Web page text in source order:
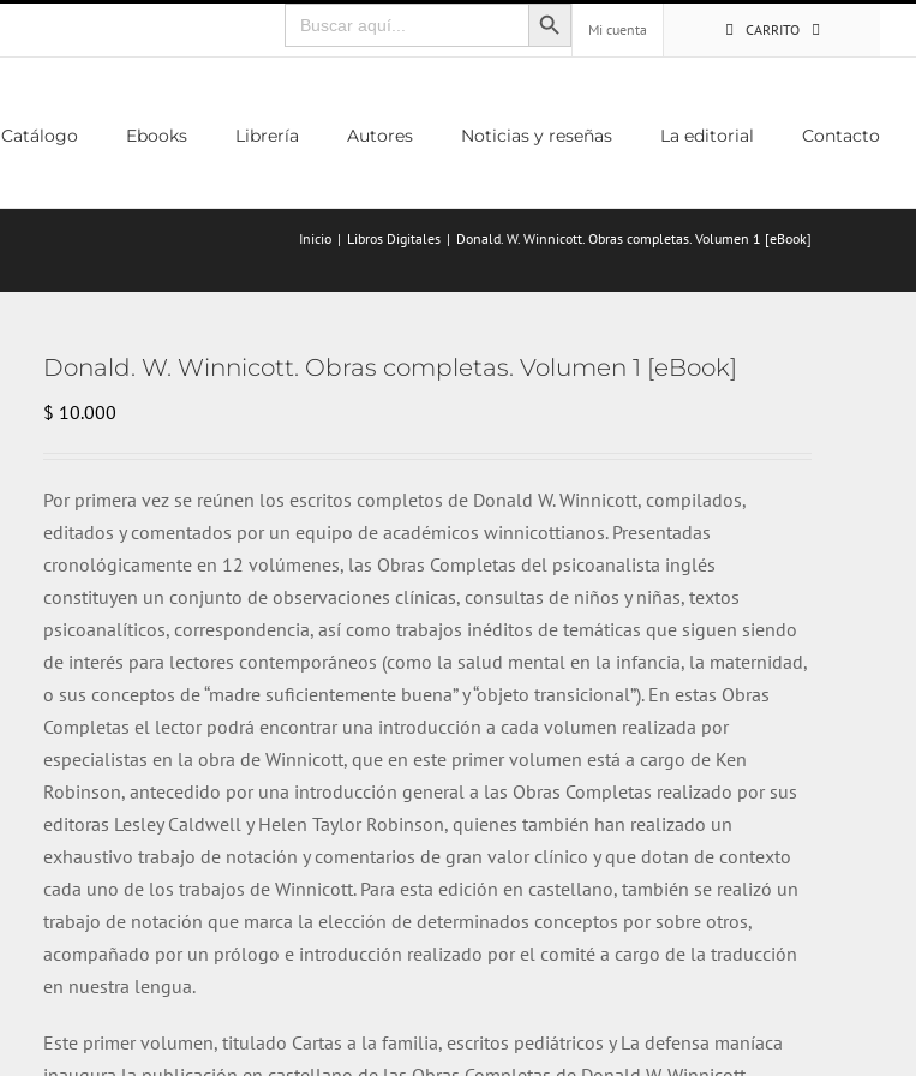
Buscar:
Mi cuenta
CARRITO
Catálogo Ebooks Librería Autores Noticias y reseñas La editorial Contacto
Inicio Libros Digitales Donald. W. Winnicott. Obras completas. Volumen 1 [eBook]
Donald. W. Winnicott. Obras completas. Volumen 1 [eBook]
$ 10.000
Por primera vez se reúnen los escritos completos de Donald W. Winnicott, compilados,
editados y comentados por un equipo de académicos winnicottianos. Presentadas
cronológicamente en 12 volúmenes, las Obras Completas del psicoanalista inglés
constituyen un conjunto de observaciones clínicas, consultas de niños y niñas, textos
psicoanalíticos, correspondencia, así como trabajos inéditos de temáticas que siguen siendo
de interés para lectores contemporáneos (como la salud mental en la infancia, la maternidad,
o sus conceptos de “madre suficientemente buena” y “objeto transicional”). En estas Obras
Completas el lector podrá encontrar una introducción a cada volumen realizada por
especialistas en la obra de Winnicott, que en este primer volumen está a cargo de Ken
Robinson, antecedido por una introducción general a las Obras Completas realizado por sus
editoras Lesley Caldwell y Helen Taylor Robinson, quienes también han realizado un
exhaustivo trabajo de notación y comentarios de gran valor clínico y que dotan de contexto
cada uno de los trabajos de Winnicott. Para esta edición en castellano, también se realizó un
trabajo de notación que marca la elección de determinados conceptos por sobre otros,
acompañado por un prólogo e introducción realizado por el comité a cargo de la traducción
en nuestra lengua.
Este primer volumen, titulado Cartas a la familia, escritos pediátricos y La defensa maníaca